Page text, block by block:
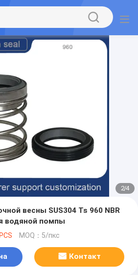
2/4
весны SUS304 Ts 960 NBR
водяной помпы
MOQ：5/пкс
Контакт